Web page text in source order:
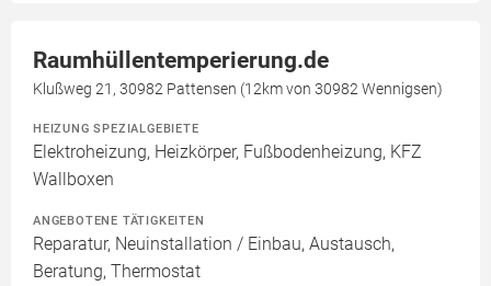
Raumhüllentemperierung.de
Klußweg 21, 30982 Pattensen (12km von 30982 Wennigsen)
HEIZUNG SPEZIALGEBIETE
Elektroheizung, Heizkörper, Fußbodenheizung, KFZ
Wallboxen
ANGEBOTENE TÄTIGKEITEN
Reparatur, Neuinstallation / Einbau, Austausch,
Beratung, Thermostat